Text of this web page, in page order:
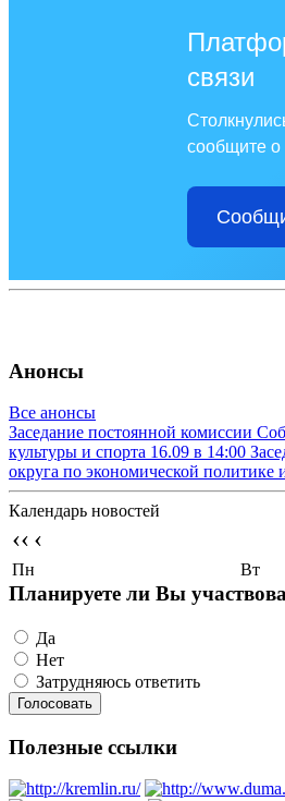
связи
сообщите о
Анонсы
Все анонсы
Заседание постоянной комиссии
культуры и спорта 16.09 в 14:00
округа по экономической политике
Календарь новостей
‹‹ ‹
Пн Вт
Планируете ли Вы
Да
Нет
Затрудняюсь ответить
Полезные ссылки